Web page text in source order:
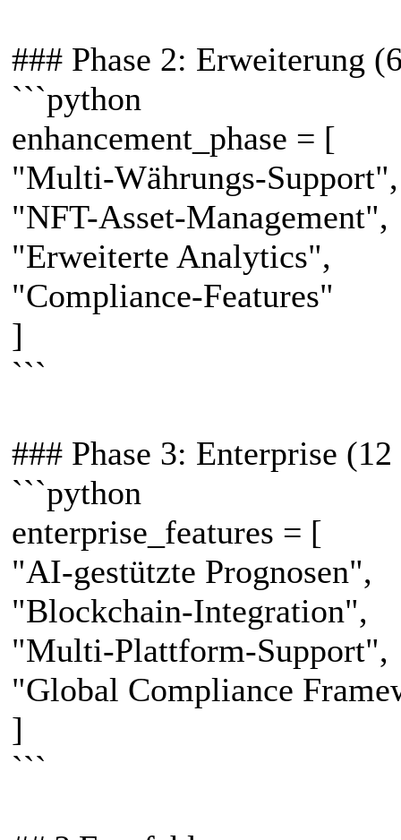
### Phase 2: Erweiterung
```python
enhancement_phase = [
"Multi-Währungs-Support",
"NFT-Asset-Management",
"Erweiterte Analytics",
"Compliance-Features"
]
```
### Phase 3: Enterprise
```python
enterprise_features = [
"AI-gestützte Prognosen",
"Blockchain-Integration",
"Multi-Plattform-Support",
"Global Compliance
]
```